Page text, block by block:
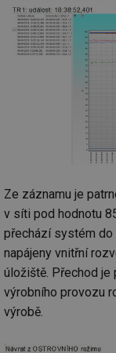
Ze záznamu je
v síti pod hodnotu
přechází systém do
napájeny vnitřní
úložiště. Přechod je
výrobního provozu
výrobě.